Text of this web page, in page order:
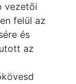
vezetői
felül az
és
az